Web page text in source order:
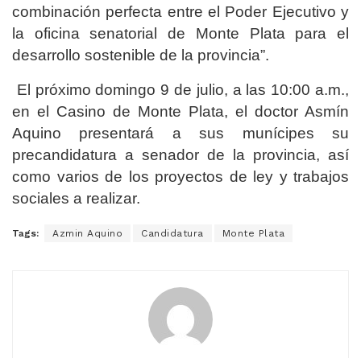
combinación perfecta entre el Poder Ejecutivo y
la oficina senatorial de Monte Plata para el
desarrollo sostenible de la provincia”.
El próximo domingo 9 de julio, a las 10:00 a.m.,
en el Casino de Monte Plata, el doctor Asmín
Aquino presentará a sus munícipes su
precandidatura a senador de la provincia, así
como varios de los proyectos de ley y trabajos
sociales a realizar.
Tags: Azmin Aquino Candidatura Monte Plata